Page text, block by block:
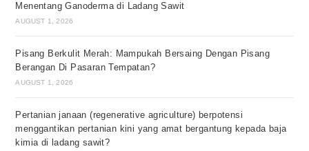
Menentang Ganoderma di Ladang Sawit
AUGUST 1, 2026
Pisang Berkulit Merah: Mampukah Bersaing Dengan Pisang
Berangan Di Pasaran Tempatan?
AUGUST 1, 2026
Pertanian janaan (regenerative agriculture) berpotensi
menggantikan pertanian kini yang amat bergantung kepada baja
kimia di ladang sawit?